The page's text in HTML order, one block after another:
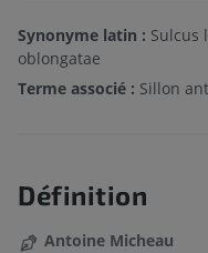
Synonyme latin : Sulcus
oblongatae
Terme associé : Sillon
Définition
Antoine Micheau